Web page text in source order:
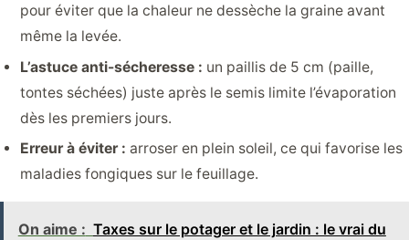
pour éviter que la chaleur ne dessèche la graine avant
même la levée.
L’astuce anti-sécheresse : un paillis de 5 cm (paille,
tontes séchées) juste après le semis limite l’évaporation
dès les premiers jours.
Erreur à éviter : arroser en plein soleil, ce qui favorise les
maladies fongiques sur le feuillage.
On aime : Taxes sur le potager et le jardin : le vrai du